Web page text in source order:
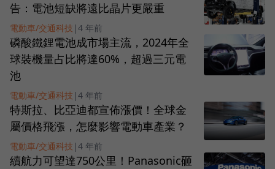
告：電池短缺將遠比晶片更嚴重
電動車/交通科技 | 4 年前
磷酸鐵鋰電池成市場主流，2024年全
球裝機量占比將達60%，超過三元電
池
電動車/交通科技 | 4 年前
特斯拉、比亞迪都宣佈漲價！全球金
屬價格飛漲，怎麼影響電動車產業？
電動車/交通科技 | 4 年前
續航力可望達750公里！Panasonic砸